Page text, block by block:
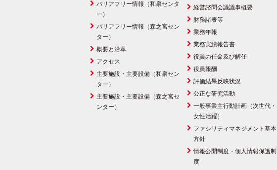
バリアフリー情報（和泉センタ
ー）
バリアフリー情報（森之宮セン
ター）
概要と沿革
アクセス
主要施設・主要設備（和泉セン
ター）
主要施設・主要設備（森之宮セ
ンター）
経営諮問会議議事概要
財務諸表等
業務年報
業務実績報告書
役員の任命及び解任
役員報酬
評価結果反映状況
公正な研究活動
一般事業主行動計画（次世代・
女性活躍）
ファシリティマネジメント基本
方針
情報公開制度・個人情報保護制
度